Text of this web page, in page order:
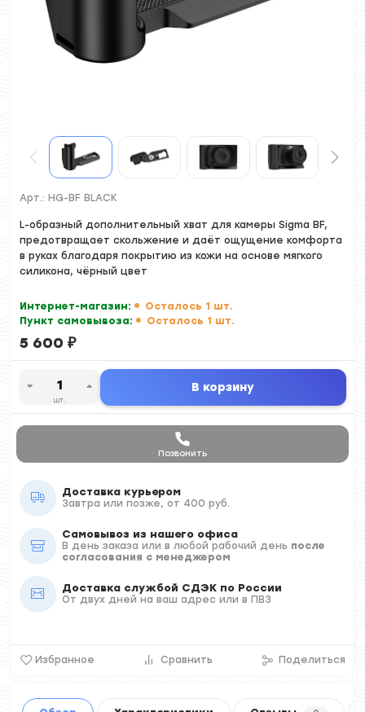
Арт.: HG-BF BLACK
L-образный дополнительный хват для камеры Sigma BF,
предотвращает скольжение и даёт ощущение комфорта
в руках благодаря покрытию из кожи на основе мягкого
силикона, чёрный цвет
Интернет-магазин:
Осталось 1 шт.
Пункт самовывоза:
Осталось 1 шт.
5 600 ₽
шт.
В корзину
Позвонить
Доставка курьером
Завтра или позже, от 400 руб.
Самовывоз из нашего офиса
В день заказа или в любой рабочий день после
согласования с менеджером
Доставка службой СДЭК по России
От двух дней на ваш адрес или в ПВЗ
Избранное Сравнить Поделиться